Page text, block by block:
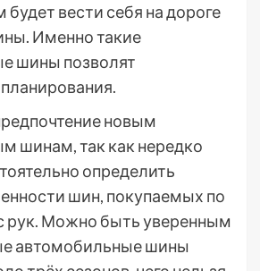
вести себя на дороге
Именно такие
шины позволят
новым
шинам, так как нередко
определить
шин, покупаемых по
рук. Можно быть уверенным
автомобильные шины